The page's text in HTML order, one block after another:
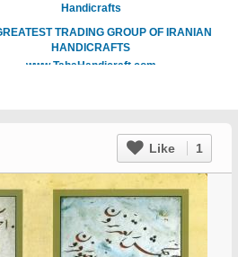
Handicrafts
TRADING GROUP OF IRANIAN
HANDICRAFTS
www.TahaHandicraft.com
Like 1